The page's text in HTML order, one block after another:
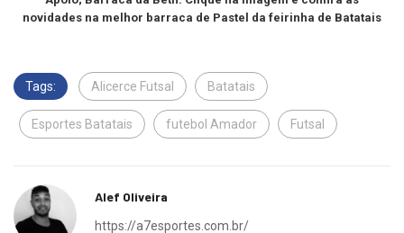
Apoio; Barraca da Beth. Clique na imagem e confira as
novidades na melhor barraca de Pastel da feirinha de Batatais
Tags: Alicerce Futsal Batatais
Esportes Batatais futebol Amador Futsal
Alef Oliveira